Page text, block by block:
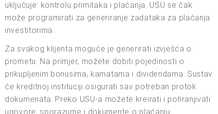
uključuje: kontrolu primitaka i plaćanja. USU se čak
može programirati za generiranje zadataka za plaćanja
investitorima.
Za svakog klijenta moguće je generirati izvješća o
prometu. Na primjer, možete dobiti pojedinosti o
prikupljenim bonusima, kamatama i dividendama. Sustav
će kreditnoj instituciji osigurati sav potreban protok
dokumenata. Preko USU-a možete kreirati i pohranjivati
ugovore, sporazume i dokumente o plaćanju.